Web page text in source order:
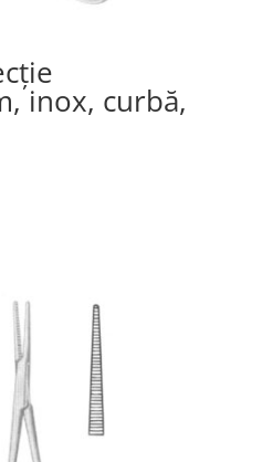
inox, curbă,